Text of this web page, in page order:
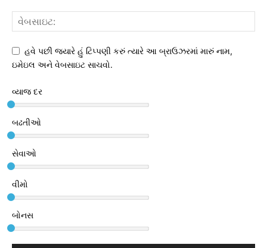
હવે પછી જ્યારે હું ટિપ્પણી કરું ત્યારે આ બ્રાઉઝરમાં મારું નામ,
ઇમેઇલ અને વેબસાઇટ સાચવો.
વ્યાજ દર
બઢતીઓ
સેવાઓ
વીમો
બોનસ